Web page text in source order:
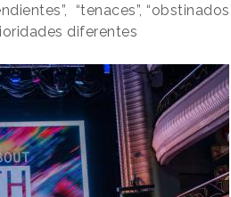
“tenaces”,
diferentes